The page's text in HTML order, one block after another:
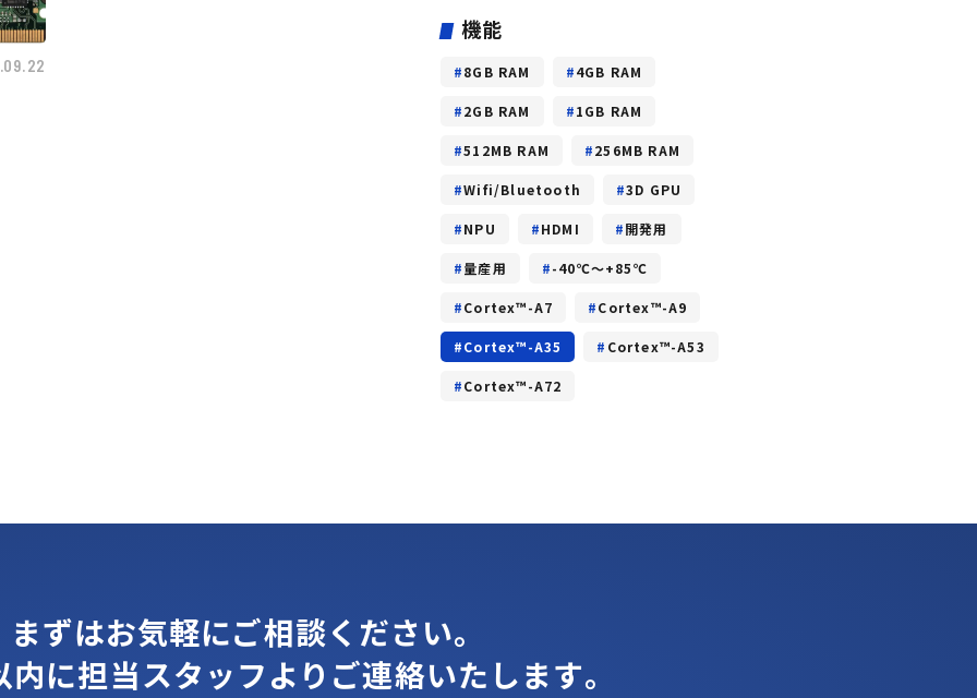
機能
8GB RAM
4GB RAM
2GB RAM
1GB RAM
512MB RAM
256MB RAM
Wifi/Bluetooth
3D GPU
NPU
HDMI
開発用
量産用
-40℃～+85℃
Cortex™-A7
Cortex™-A9
Cortex™-A35
Cortex™-A53
Cortex™-A72
まずはお気軽にご相談ください。
に担当スタッフよりご連絡いたします。